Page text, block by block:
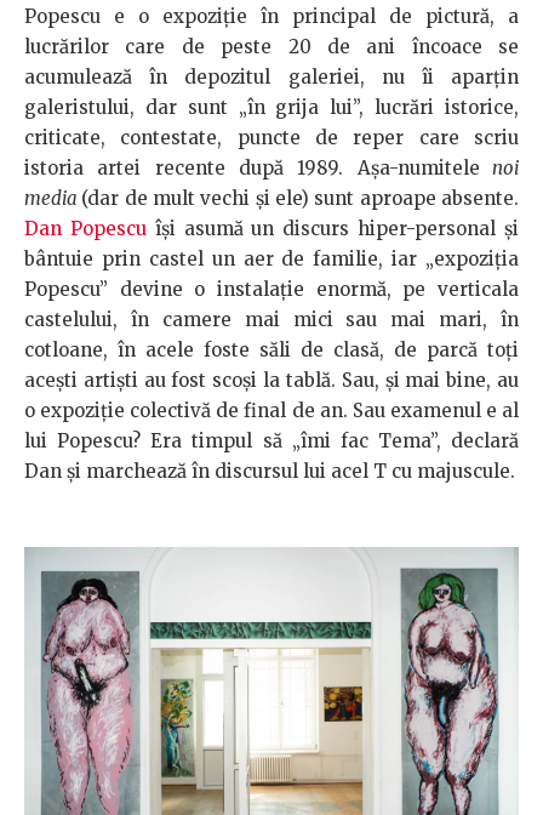
Popescu e o expoziție în principal de pictură, a
lucrărilor care de peste 20 de ani încoace se
acumulează în depozitul galeriei, nu îi aparțin
galeristului, dar sunt „în grija lui”, lucrări istorice,
criticate, contestate, puncte de reper care scriu
istoria artei recente după 1989. Așa-numitele noi
media (dar de mult vechi și ele) sunt aproape absente.
Dan Popescuîși asumă un discurs hiper-personal și
bântuie prin castel un aer de familie, iar „expoziția
Popescu” devine o instalație enormă, pe verticala
castelului, în camere mai mici sau mai mari, în
cotloane, în acele foste săli de clasă, de parcă toți
acești artiști au fost scoși la tablă. Sau, și mai bine, au
o expoziție colectivă de final de an. Sau examenul e al
lui Popescu? Era timpul să „îmi fac Tema”, declară
Dan și marchează în discursul lui acel T cu majuscule.